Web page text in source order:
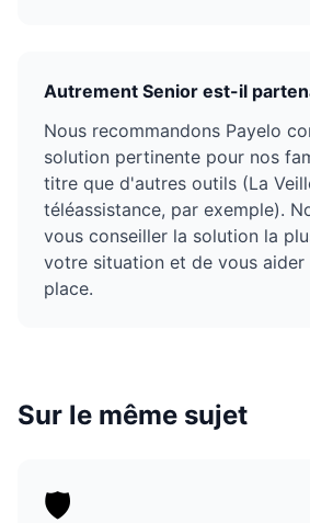
Autrement Senior est-il
Nous recommandons Payelo
solution pertinente pour nos
titre que d'autres outils (La
téléassistance, par exemple).
vous conseiller la solution la
votre situation et de vous aider
place.
Sur le même sujet
🛡